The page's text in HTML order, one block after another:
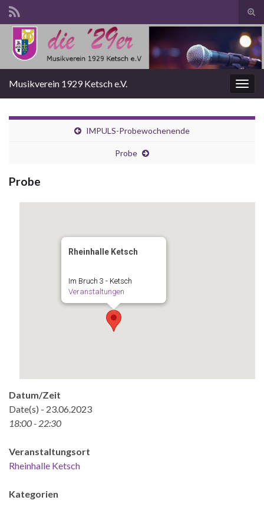
Search for:
Musikverein 1929 Ketsch e.V.
IMPULS-Probewochenende
Probe
Probe
Rheinhalle Ketsch
Im Bruch 3 - Ketsch
Veranstaltungen
Datum/Zeit
Date(s) - 23.06.2023
18:00 - 22:30
Veranstaltungsort
Rheinhalle Ketsch
Kategorien